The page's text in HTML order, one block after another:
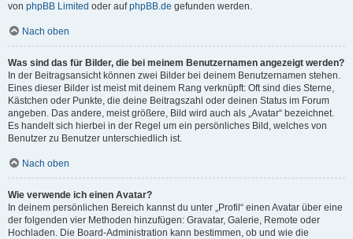
von phpBB Limited oder aufphpBB.de gefunden werden.
Nach oben
Was sind das für Bilder, die bei meinem Benutzernamen angezeigt werden?
In der Beitragsansicht können zwei Bilder bei deinem Benutzernamen stehen.
Eines dieser Bilder ist meist mit deinem Rang verknüpft: Oft sind dies Sterne,
Kästchen oder Punkte, die deine Beitragszahl oder deinen Status im Forum
angeben. Das andere, meist größere, Bild wird auch als „Avatar“ bezeichnet.
Es handelt sich hierbei in der Regel um ein persönliches Bild, welches von
Benutzer zu Benutzer unterschiedlich ist.
Nach oben
Wie verwende ich einen Avatar?
In deinem persönlichen Bereich kannst du unter „Profil“ einen Avatar über eine
der folgenden vier Methoden hinzufügen: Gravatar, Galerie, Remote oder
Hochladen. Die Board-Administration kann bestimmen, ob und wie die